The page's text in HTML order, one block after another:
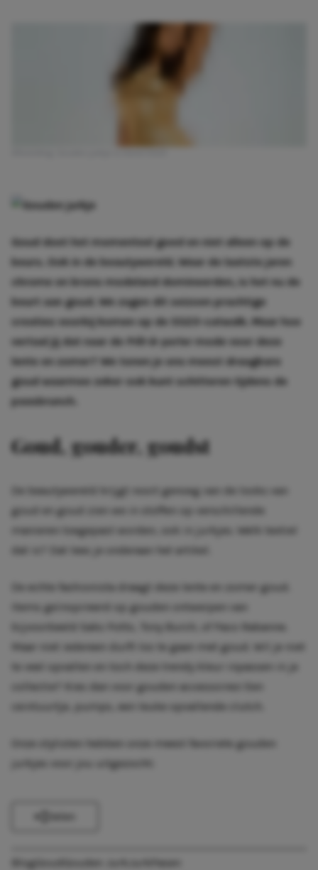
Goud doet het momenteel goed en niet alleen op de
beurs. Ook in de beautywereld. Waar de laatste jaren
chrome en brons modeland domineerden, is het nu de
beurt aan goud. We zagen dit seizoen prachtige
creaties voorbij komen op de SS23-catwalk. Maar hoe
vertaal jij dat naar de
Prêt-à porter
mode voor deze
lente en zomer? We tonen je ons meest draagbare
goud waarmee zeker ook kunt schitteren tijdens de
paasbrunch.
Goud, gouder, goudst
De beautywereld krijgt nooit genoeg van de looks van
goud en goud zien we in stoffen op verschillende
manieren toegepast worden, ook in jurkjes. Welk textiel
dat is? Dat lees je onderaan het artikel.
De echte fashionista draagt deze lente en zomer goud.
Items geïnspireerd op gouden ontwerpen van
bijvoorbeeld
Saks Potts
, Tony Burch, of Paco Rabanne.
Maar niet iedereen durft los te gaan met goud. Wil je niet
te veel opvallen en toch deze trendy kleur inpassen in je
collectie? Kies dan voor gouden accessoires! Een
ceintuurtje, pumps, een leuke opvallende clutch.
Onze stylisten hebben onze meest favoriete gouden
jurkjes
voor jou uitgezocht:
Blog Pasen